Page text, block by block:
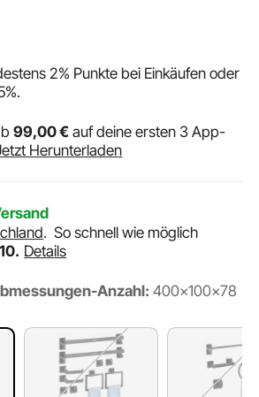
2% Punkte bei Einkäufen oder
.
99,00€ auf deine ersten 3 App-
Herunterladen
.So schnell wie möglich
Details
Anzahl: 400x100x78